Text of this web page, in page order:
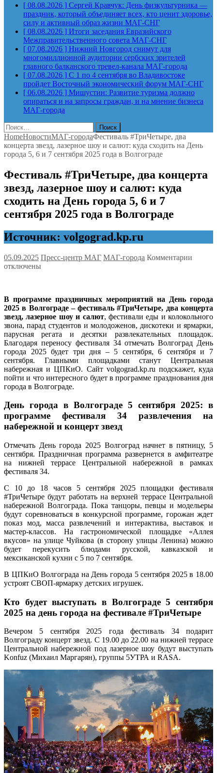
[ 08.08.2026 ] Сергей Кравчук: День физкультурника —
праздник, который объединяет всех, кто ценит здоровье,
силу и активный образ жизни МАГ-СНГ
[ 08.08.2026 ] Итоги заседания Евразийского
Межправительственного совета МАГ-СНГ
[ 07.08.2026 ] Нижний Новгород снимут для
многомиллионной аудитории сербских зрителей
главного балканского тревел-канала МАГ-города
[ 07.08.2026 ] С 1 по 4 сентября во Владивостоке
пройдет Восточный экономический форум МАГ-СНГ
[ 06.08.2026 ] Мишустин: Развитие туризма должно
опираться и на запросы граждан, и на мнение бизнеса
МАГ-города
Найти:
HomeНовостиМАГ-городаФестиваль #ТриЧетыре, два
концерта звезд, лазерное шоу и салют: куда сходить на День
города 5, 6 и 7 сентября 2025 года в Волгограде
Фестиваль #ТриЧетыре, два концерта
звезд, лазерное шоу и салют: куда
сходить на День города 5, 6 и 7
сентября 2025 года в Волгограде
Источник: volgograd.kp.ru
05.09.2025 Пресс-центр МАГ МАГ-города Комментарии
звезд,
шоу
и
салют:
куда
сходить
на
День
6
года
в
отключены
В программе праздничных мероприятий на День города
2025 в Волгограде – фестиваль #ТриЧетыре, два концерта
звезд, лазерное шоу и салют, фестивали еды и колокольного
звона, парад студентов и молодоженов, дискотеки и ярмарки,
парусная регата и десятки развлекательных площадок.
Благодаря переносу фестиваля 34 отмечать Волгоград День
города 2025 будет три дня – 5 сентября, 6 сентября и 7
сентября. Главными площадками станут Центральная
набережная и ЦПКиО. Сайт volgograd.kp.ru подскажет, куда
пойти и что интересного будет в программе празднования дня
города в Волгограде.
День города в Волгограде 5 сентября 2025: в
программе фестиваля 34 развлечения на
набережной и концерт звезд
Отмечать День города 2025 Волгоград начнет в пятницу, 5
сентября. Праздничная программа развернется в амфитеатре
на нижней террасе Центральной набережной в рамках
фестиваля 34.
С 10 до 18 часов 5 сентября 2025 площадки фестиваля
#ТриЧетыре будут работать на верхней террасе Центральной
набережной Волгограда. Пока танцоры, певцы и модельеры
будут соревноваться в конкурсной программе, горожан ждет
показ мод, масса развлечений и интерактива, выставок и
мастер-классов. На гастрономической площадке «Аллея
вкусов» на улице Чуйкова (в сторону улицы Ленина) можно
будет перекусить блюдами русской, кавказской и
мексиканской кухни с 5 по 7 сентября.
В ЦПКиО Волгограда на День города 5 сентября 2025 в 18.00
устроят СВОП-ярмарку детских игрушек.
Кто будет выступать в Волгограде 5 сентября
2025 на день города на фестивале #ТриЧетыре
Вечером 5 сентября 2025 года фестиваль 34 подарит
Волгограду концерт звезд. С 19.00 до 22.00 на нижней террасе
Центральной набережной под лазерное шоу будут выступать
Konfuz (Михаил Маргарян), группы 5УТРА и RASA.